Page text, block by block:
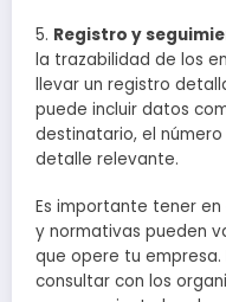
5. Registro y
la trazabilidad de los
llevar un registro
puede incluir datos
destinatario, el
detalle relevante.
Es importante tener
y normativas pueden
que opere tu
consultar con los